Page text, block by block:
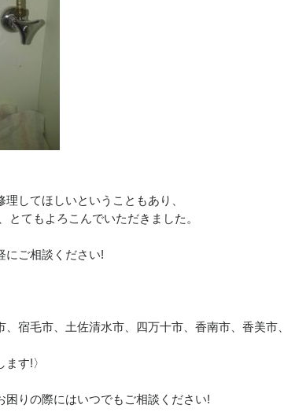
してほしいということもあり、
とてもよろこんでいただきました。
にご相談ください!
宿毛市、土佐清水市、四万十市、香南市、香美市、
す!〉
りの際にはいつでもご相談ください!